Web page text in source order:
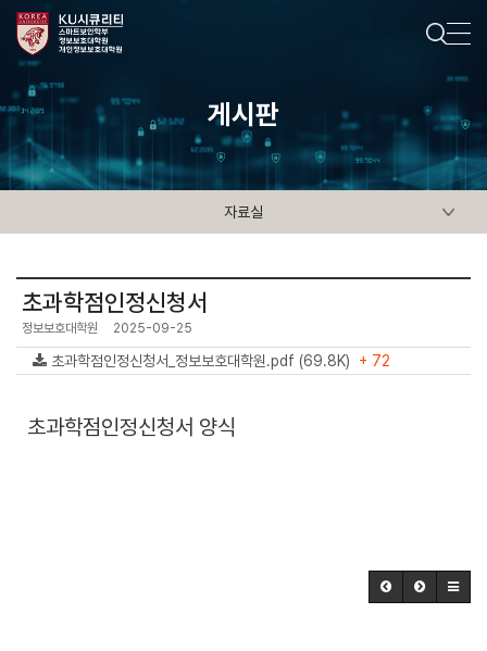
게시판
자료실
초과학점인정신청서
정보보호대학원 2025-09-25
초과학점인정신청서_정보보호대학원.pdf (69.8K) + 72
초과학점인정신청서 양식